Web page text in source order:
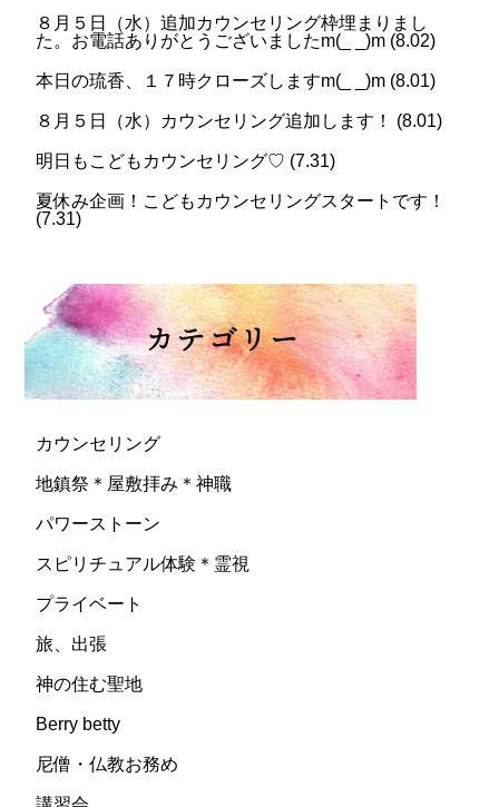
８月５日（水）追加カウンセリング枠埋まりまし
た。お電話ありがとうございましたm(_ _)m (8.02)
本日の琉香、１７時クローズしますm(_ _)m (8.01)
８月５日（水）カウンセリング追加します！ (8.01)
明日もこどもカウンセリング♡ (7.31)
夏休み企画！こどもカウンセリングスタートです！
(7.31)
カウンセリング
地鎮祭＊屋敷拝み＊神職
パワーストーン
スピリチュアル体験＊霊視
プライベート
旅、出張
神の住む聖地
Berry betty
尼僧・仏教お務め